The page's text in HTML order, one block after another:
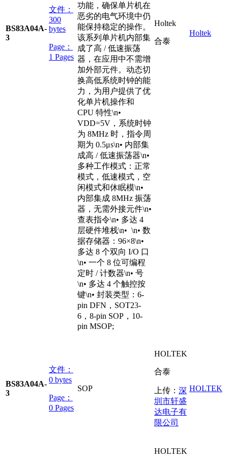
BS83A04A-
3
文件：
300
bytes
Page：
1 Pages
功能，确保单片机在
恶劣的电气环境中仍
能保持稳定的操作。
该系列单片机内部集
成了高 / 低速振荡
器，在应用中不需增
加外部元件。动态切
换高低系统时钟的能
力，为用户提供了优
化单片机操作和
CPU 特性\n•
VDD=5V，系统时钟
为 8MHz 时，指令周
期为 0.5μs\n• 内部集
成高 / 低速振荡器\n•
多种工作模式：正常
模式，低速模式，空
闲模式和休眠模\n•
内部集成 8MHz 振荡
器，无需外接元件\n•
查表指令\n• 多达 4
层硬件堆栈\n• \n• 数
据存储器：96×8\n•
多达 8 个双向 I/O 口
\n• 一个 8 位可编程
定时 / 计数器\n• 号
\n• 多达 4 个触控按
键\n• 封装类型：6-
pin DFN，SOT23-
6，8-pin SOP，10-
pin MSOP;
Holtek
合泰
Holtek
BS83A04A-
3
文件：
0 bytes
Page：
0 Pages
SOP
HOLTEK
合泰
上传： 深
圳市轩盛
达电子有
限公司
HOLTEK
HOLTEK